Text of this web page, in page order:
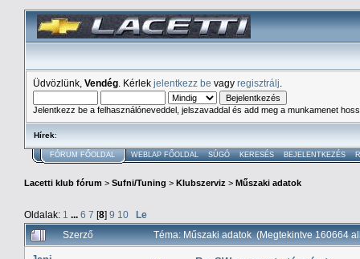
Üdvözlünk, Vendég . Kérlek jelentkezz be vagy regisztrálj
Jelentkezz be a felhasználóneveddel, jelszavaddal és add meg a munkamenet
Hírek:
FÓRUM FŐOLDAL WEBLAP FŐOLDAL SÚGÓ KERESÉS BEJELENTKEZÉS
Lacetti klub fórum > Sufni/Tuning > Klubszerviz > Műszaki adatok
Oldalak: 1 ... 6 7 [8] 9 10
Le
Szerző
Téma: Műszaki adatok (Megtekintve 160664